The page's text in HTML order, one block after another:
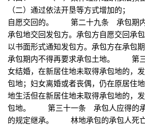
（二）通过依法开垦等方式增加的；
自愿交回的。 第二十九条 承包期内
承包地交回发包方。承包方自愿交回承
以书面形式通知发包方。承包方在承包
承包期内不得再要求承包土地。 第
女结婚，在新居住地未取得承包地的，
包地；妇女离婚或者丧偶，仍在原居住
地生活但在新居住地未取得承包地的，
包地。 第三十一条 承包人应得的承
的规定继承。 林地承包的承包人死